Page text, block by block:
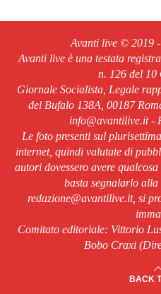
Avanti live © 2019
Avanti live è una testata
n. 126 del 10
Giornale Socialista, Legale
del Bufalo 138A, 00187
info@avantilive.it -
Le foto presenti sul
internet, quindi valutate di
autori dovessero avere
basta segnalarlo
redazione@avantilive.it, si
Comitato editoriale: Vittorio
Bobo Craxi
BACK